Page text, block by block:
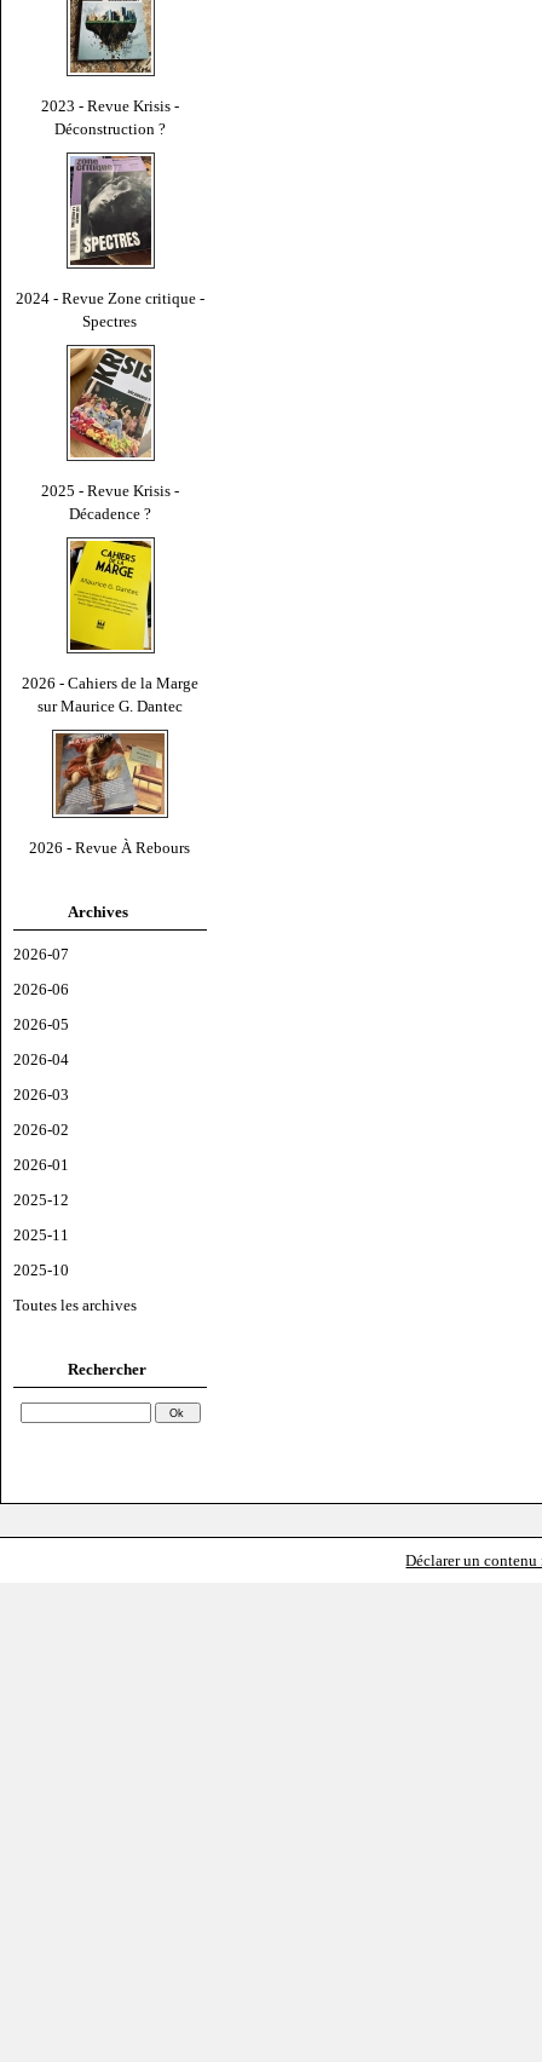
2023 - Revue Krisis -
Déconstruction ?
2024 - Revue Zone critique -
Spectres
2025 - Revue Krisis -
Décadence ?
2026 - Cahiers de la Marge
sur Maurice G. Dantec
2026 - Revue À Rebours
Archives
2026-07
2026-06
2026-05
2026-04
2026-03
2026-02
2026-01
2025-12
2025-11
2025-10
Toutes les archives
Rechercher
Déclarer un